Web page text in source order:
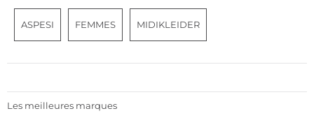
ASPESI FEMMES MIDIKLEIDER
Les meilleures marques